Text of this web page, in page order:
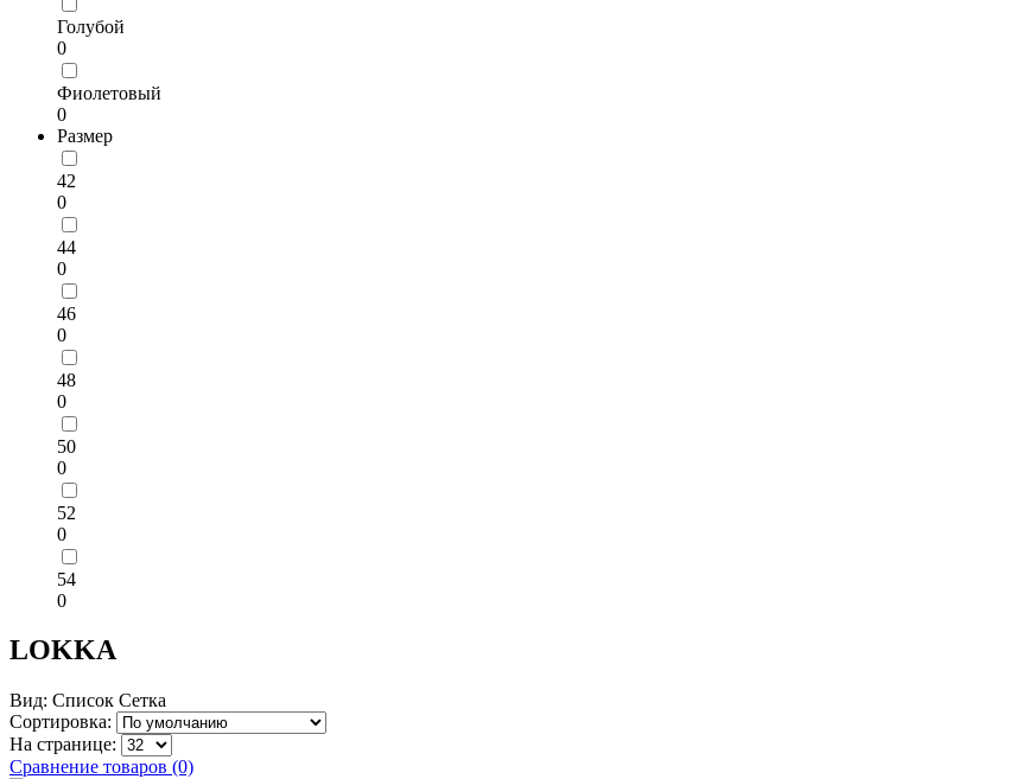
Голубой
0
Фиолетовый
0
Размер
42
0
44
0
46
0
48
0
50
0
52
0
54
0
LOKKA
Вид: Список Сетка
Сортировка:
На странице:
Сравнение товаров (0)